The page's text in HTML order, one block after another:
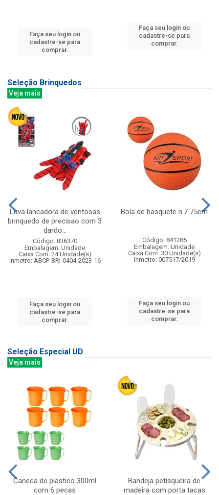
Faça seu login ou
cadastre-se para
comprar.
Faça seu login ou
cadastre-se para
comprar.
Seleção Brinquedos
Veja mais
Luva lancadora de ventosas
brinquedo de precisao com 3
dardo...
Código: 836370
Embalagem: Unidade
Caixa Com: 24 Unidade(s)
Inmetro: ABCP-BRI-0404-2023-16
Faça seu login ou
cadastre-se para
comprar.
Bola de basquete n.7 75cm
Código: 841285
Embalagem: Unidade
Caixa Com: 30 Unidade(s)
Inmetro: 007517/2019
Faça seu login ou
cadastre-se para
comprar.
Seleção Especial UD
Veja mais
Caneca de plastico 300ml
com 6 pecas
Bandeja petisqueira de
madeira com porta tacas